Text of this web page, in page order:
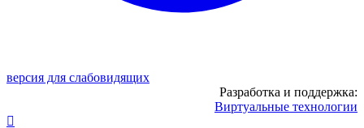
версия для слабовидящих
Разработка и поддержка:
Виртуальные технологии